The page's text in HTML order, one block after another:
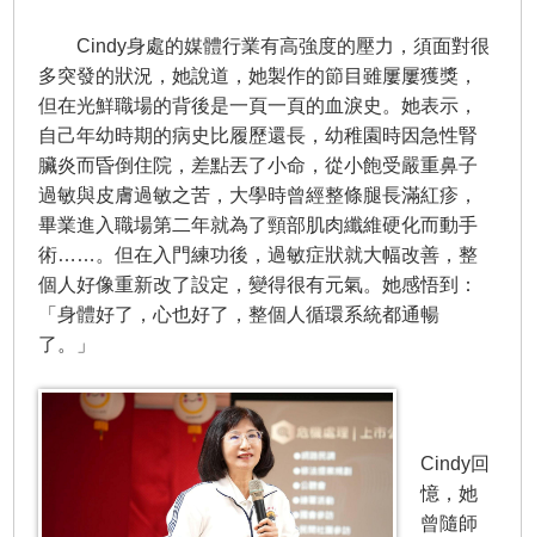
Cindy身處的媒體行業有高強度的壓力，須面對很
多突發的狀況，她說道，她製作的節目雖屢屢獲獎，
但在光鮮職場的背後是一頁一頁的血淚史。她表示，
自己年幼時期的病史比履歷還長，幼稚園時因急性腎
臟炎而昏倒住院，差點丟了小命，從小飽受嚴重鼻子
過敏與皮膚過敏之苦，大學時曾經整條腿長滿紅疹，
畢業進入職場第二年就為了頸部肌肉纖維硬化而動手
術……。但在入門練功後，過敏症狀就大幅改善，整
個人好像重新改了設定，變得很有元氣。她感悟到：
「身體好了，心也好了，整個人循環系統都通暢
了。」
Cindy回
憶，她
曾隨師